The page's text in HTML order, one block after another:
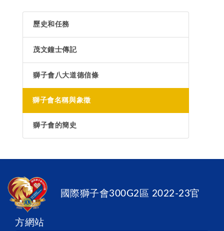
歷史和任務
茂文鐘士傳記
獅子會八大道德信條
獅子會名稱與象徵
獅子會的簡史
國際獅子會300G2區 2022-23官
方網站